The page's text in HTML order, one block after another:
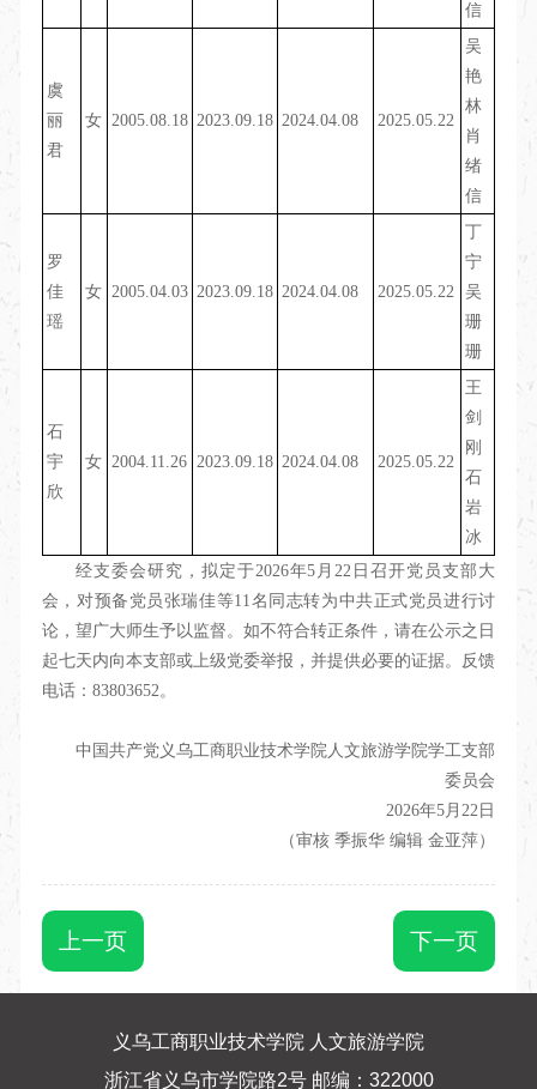
信
虞
丽
君
女 2005.08.18 2023.09.18 2024.04.08 2025.05.22
吴
艳
林
肖
绪
信
罗
佳
瑶
女 2005.04.03 2023.09.18 2024.04.08 2025.05.22
丁
宁
吴
珊
珊
石
宇
欣
女 2004.11.26 2023.09.18 2024.04.08 2025.05.22
王
剑
刚
石
岩
冰
经支委会研究，拟定于2026年5月22日召开党员支部大
会，对预备党员张瑞佳等11名同志转为中共正式党员进行讨
论，望广大师生予以监督。如不符合转正条件，请在公示之日
起七天内向本支部或上级党委举报，并提供必要的证据。反馈
电话：83803652。
中国共产党义乌工商职业技术学院人文旅游学院学工支部
委员会
2026年5月22日
（审核 季振华 编辑 金亚萍）
上一页 下一页
义乌工商职业技术学院 人文旅游学院
浙江省义乌市学院路2号 邮编：322000